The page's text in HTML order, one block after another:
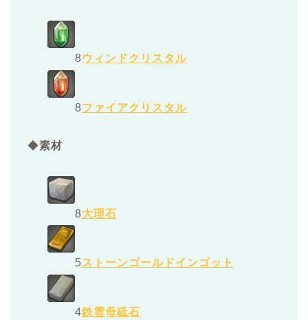
8ウィンドクリスタル
8ファイアクリスタル
◆素材
8大理石
5ストーンゴールドインゴット
4鉄雲母砥石